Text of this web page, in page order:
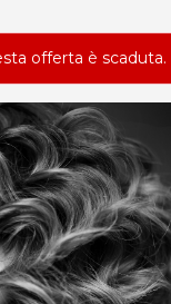
offerta è scaduta.